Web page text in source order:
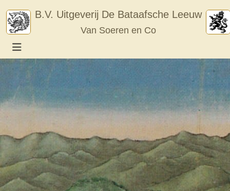
content
B.V. Uitgeverij De Bataafsche Leeuw
Van Soeren en Co